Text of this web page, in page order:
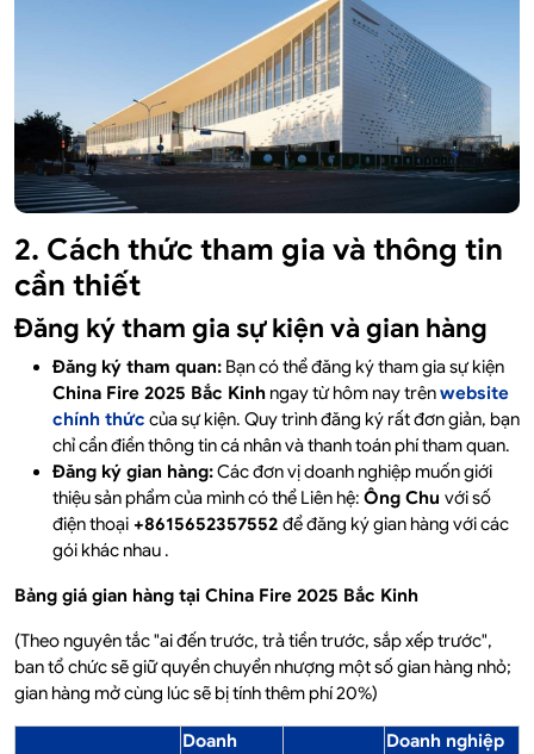
2. Cách thức tham gia và thông tin
cần thiết
Đăng ký tham gia sự kiện và gian hàng
Đăng ký tham quan: Bạn có thể đăng ký tham gia sự kiện
China Fire 2025 Bắc Kinh ngay từ hôm nay trênwebsite
chính thức của sự kiện. Quy trình đăng ký rất đơn giản, bạn
chỉ cần điền thông tin cá nhân và thanh toán phí tham quan.
Đăng ký gian hàng:Các đơn vị doanh nghiệp muốn giới
thiệu sản phẩm của mình có thể Liên hệ: Ông Chu với số
điện thoại +8615652357552 để đăng ký gian hàng với các
gói khác nhau .
Bảng giá gian hàng tại China Fire 2025 Bắc Kinh
(Theo nguyên tắc "ai đến trước, trả tiền trước, sắp xếp trước",
ban tổ chức sẽ giữ quyền chuyển nhượng một số gian hàng nhỏ;
gian hàng mở cùng lúc sẽ bị tính thêm phí 20%)
Doanh
Doanh nghiệp